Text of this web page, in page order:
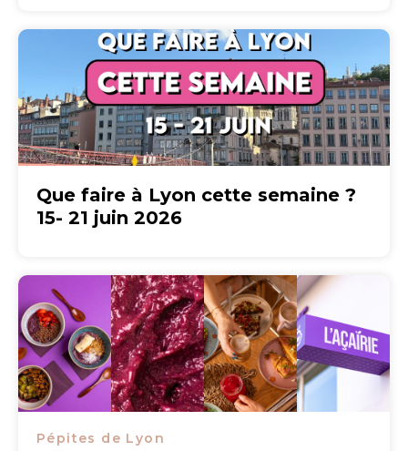
Que faire à Lyon cette semaine ?
15- 21 juin 2026
Pépites de Lyon